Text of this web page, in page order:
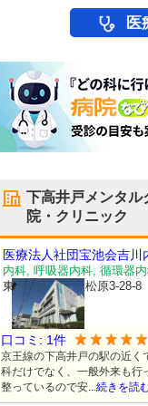
医
下高井戸メンタル
院・クリニック
医療法人社団宝池会吉川
内科, 呼吸器内科, 循環器
東京都世田谷区松原3-28-8
口コミ: 1件
京王線の下高井戸の駅の近く
科だけでなく、一般外来も行
整っているので安...続きを読